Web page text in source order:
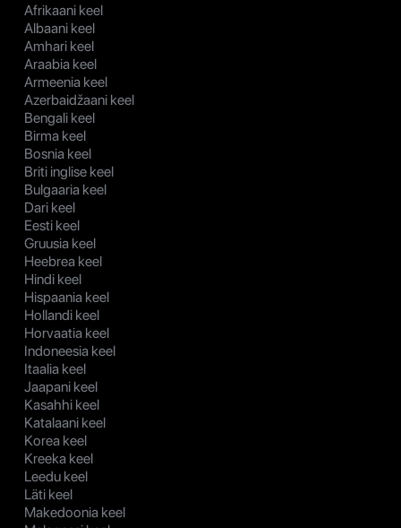
Afrikaani keel
Albaani keel
Amhari keel
Araabia keel
Armeenia keel
Azerbaidžaani keel
Bengali keel
Birma keel
Bosnia keel
Briti inglise keel
Bulgaaria keel
Dari keel
Eesti keel
Gruusia keel
Heebrea keel
Hindi keel
Hispaania keel
Hollandi keel
Horvaatia keel
Indoneesia keel
Itaalia keel
Jaapani keel
Kasahhi keel
Katalaani keel
Korea keel
Kreeka keel
Leedu keel
Läti keel
Makedoonia keel